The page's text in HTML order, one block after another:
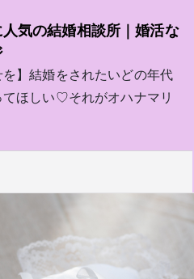
気の結婚相談所｜婚活な
を】結婚をされたいどの年代
ほしい♡それがオハナマリ